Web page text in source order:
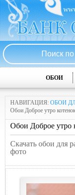
ОБОИ
НАВИГАЦИЯ: ОБОИ
Обои Доброе утро
Обои Доброе утро
Скачать обои для
фото